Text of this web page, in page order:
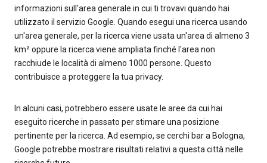
informazioni sull'area generale in cui ti trovavi quando hai
utilizzato il servizio Google. Quando esegui una ricerca usando
un'area generale, per la ricerca viene usata un'area di almeno 3
km² oppure la ricerca viene ampliata finché l'area non
racchiude le località di almeno 1000 persone. Questo
contribuisce a proteggere la tua privacy.
In alcuni casi, potrebbero essere usate le aree da cui hai
eseguito ricerche in passato per stimare una posizione
pertinente per la ricerca. Ad esempio, se cerchi bar a Bologna,
Google potrebbe mostrare risultati relativi a questa città nelle